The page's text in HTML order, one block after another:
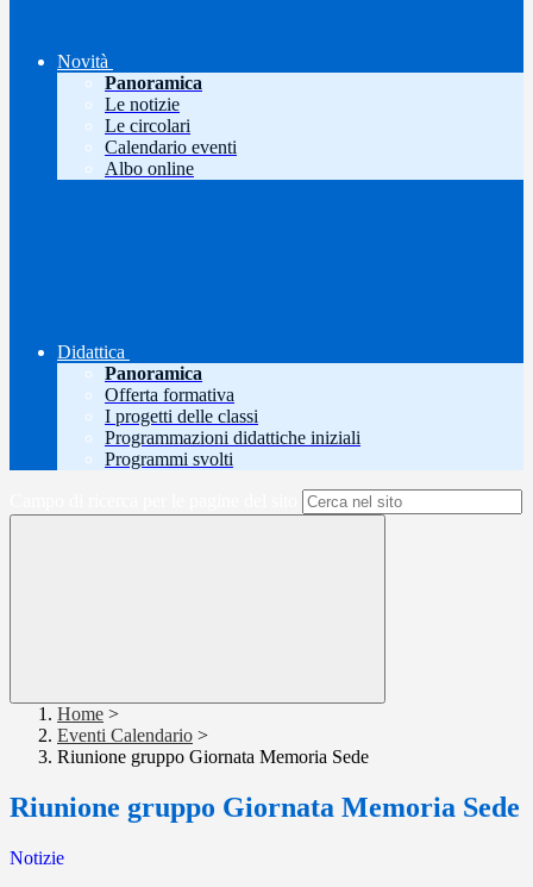
Novità
Panoramica
Le notizie
Le circolari
Calendario eventi
Albo online
Didattica
Panoramica
Offerta formativa
I progetti delle classi
Programmazioni didattiche iniziali
Programmi svolti
Home >
Eventi Calendario >
Riunione gruppo Giornata Memoria Sede
Riunione gruppo Giornata Memoria Sede
Notizie